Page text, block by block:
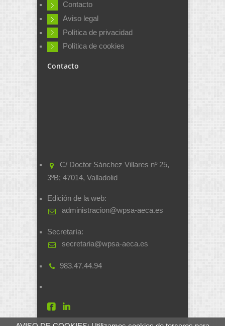
Contacto
Aviso legal
Política de privacidad
Política de cookies
Contacto
C/ Doctor Sánchez Villares nº 25,
3ºB; 47014, Valladolid
Edición de la web:
administracion@wpsa-aeca.es
Secretaría:
secretaria@wpsa-aeca.es
983.47.44.94